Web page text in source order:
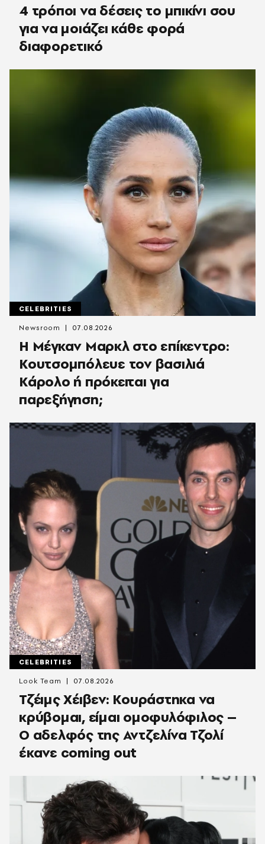
4 τρόποι να δέσεις το μπικίνι σου
για να μοιάζει κάθε φορά
διαφορετικό
CELEBRITIES
Η Μέγκαν Μαρκλ στο επίκεντρο:
Κουτσομπόλευε τον βασιλιά
Κάρολο ή πρόκειται για
παρεξήγηση;
Newsroom 07.08.2026
CELEBRITIES
Τζέιμς Χέιβεν: Κουράστηκα να
κρύβομαι, είμαι ομοφυλόφιλος –
Ο αδελφός της Αντζελίνα Τζολί
έκανε coming out
Look Team 07.08.2026